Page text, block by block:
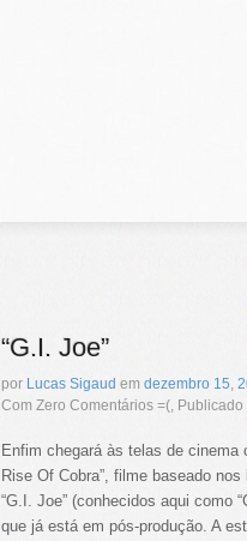
“G.I. Joe”
por Lucas Sigaud em dezembro 15,
Com Zero Comentários =(,
Enfim chegará às telas de cinema
Rise Of Cobra”, filme baseado
“G.I. Joe” (conhecidos aqui como
que já está em pós-produção. A